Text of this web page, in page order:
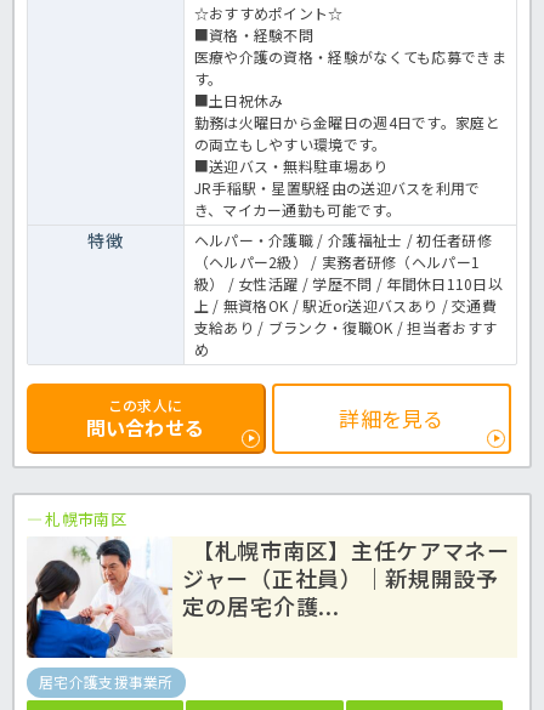
☆おすすめポイント☆
■資格・経験不問
医療や介護の資格・経験がなくても応募できま
す。
■土日祝休み
勤務は火曜日から金曜日の週4日です。家庭と
の両立もしやすい環境です。
■送迎バス・無料駐車場あり
JR手稲駅・星置駅経由の送迎バスを利用で
き、マイカー通勤も可能です。
特徴
ヘルパー・介護職 / 介護福祉士 / 初任者研修
（ヘルパー2級） / 実務者研修（ヘルパー1
級） / 女性活躍 / 学歴不問 / 年間休日110日以
上 / 無資格OK / 駅近or送迎バスあり / 交通費
支給あり / ブランク・復職OK / 担当者おすす
め
この求人に
問い合わせる 詳細を見る
札幌市南区
【札幌市南区】主任ケアマネー
ジャー（正社員）｜新規開設予
定の居宅介護...
居宅介護支援事業所